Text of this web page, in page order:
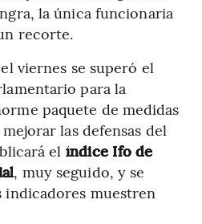
la única funcionaria
recorte.
viernes se superó el
para la
paquete de medidas
las defensas del
el índice Ifo de
, muy seguido, y se
indicadores muestren